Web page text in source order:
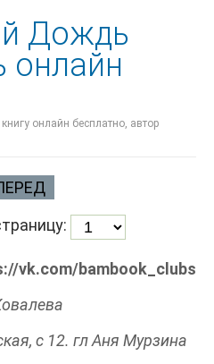
Дождь
онлайн
онлайн бесплатно, автор
vk.com/bambook_clubs
с 12. гл Аня Мурзина